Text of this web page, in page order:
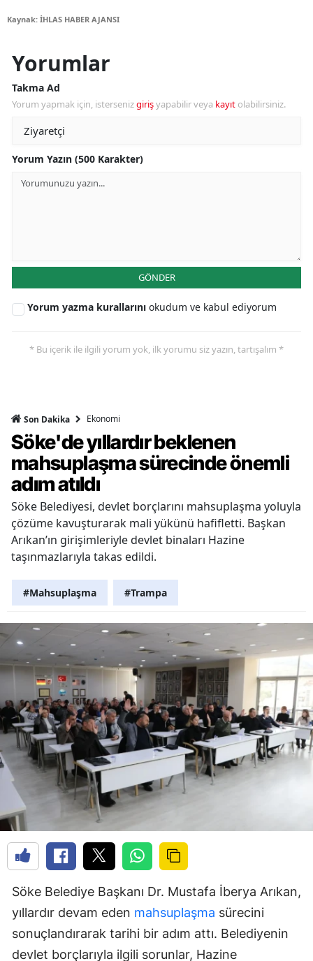
Kaynak: İHLAS HABER AJANSI
Yorumlar
Takma Ad
Yorum yapmak için, istersenizgirişyapabilir veya kayıt olabilirsiniz.
Yorum Yazın (500 Karakter)
GÖNDER
Yorum yazma kurallarını okudum ve kabul ediyorum
* Bu içerik ile ilgili yorum yok, ilk yorumu siz yazın, tartışalım *
Son Dakika Ekonomi
Söke'de yıllardır beklenen
mahsuplaşma sürecinde önemli
adım atıldı
Söke Belediyesi, devlet borçlarını mahsuplaşma yoluyla
çözüme kavuşturarak mali yükünü hafifletti. Başkan
Arıkan’ın girişimleriyle devlet binaları Hazine
taşınmazlarıyla takas edildi.
#Mahsuplaşma #Trampa
Söke Belediye Başkanı Dr. Mustafa İberya Arıkan,
yıllardır devam eden mahsuplaşma sürecini
sonuçlandırarak tarihi bir adım attı. Belediyenin
devlet borçlarıyla ilgili sorunlar, Hazine